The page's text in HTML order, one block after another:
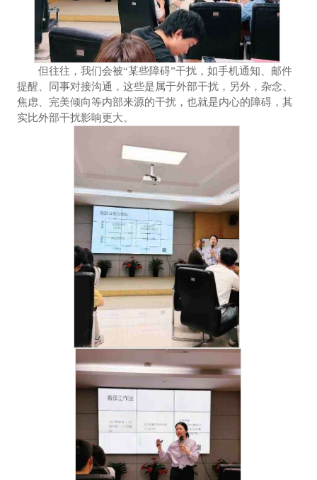
但往往，我们会被“某些障碍”干扰，如手机通知、邮件
提醒、同事对接沟通，这些是属于外部干扰，另外，杂念、
焦虑、完美倾向等内部来源的干扰，也就是内心的障碍，其
实比外部干扰影响更大。